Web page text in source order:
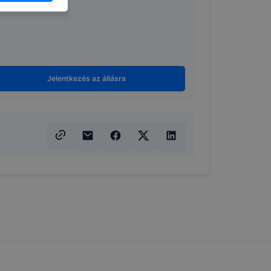
Jelentkezés az állásra
még jobb
modern
legtöbb
de ezek
k célja